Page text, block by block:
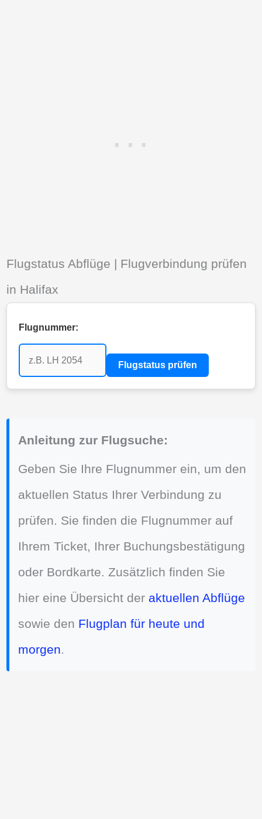
Flugstatus Abflüge | Flugverbindung prüfen
in Halifax
Flugnummer:
Flugstatus prüfen
Anleitung zur Flugsuche:
Geben Sie Ihre Flugnummer ein, um den
aktuellen Status Ihrer Verbindung zu
prüfen. Sie finden die Flugnummer auf
Ihrem Ticket, Ihrer Buchungsbestätigung
oder Bordkarte. Zusätzlich finden Sie
hier eine Übersicht der aktuellen Abflüge
sowie den Flugplan für heute und
morgen.